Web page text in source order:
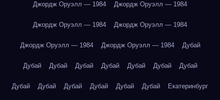
Джордж Оруэлл — 1984 Джордж Оруэлл — 1984
Джордж Оруэлл — 1984 Джордж Оруэлл — 1984
Джордж Оруэлл — 1984 Джордж Оруэлл — 1984 Дубай
Дубай Дубай Дубай Дубай Дубай Дубай Дубай
Дубай Дубай Дубай Дубай Дубай Дубай Екатеринбург